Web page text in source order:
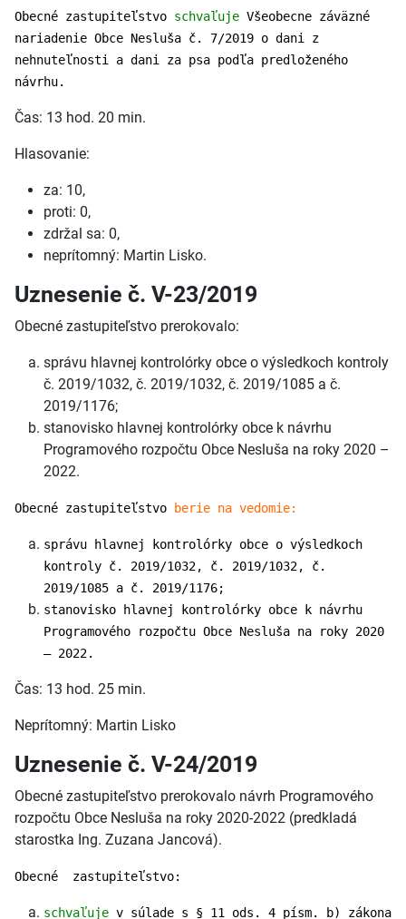
Obecné zastupiteľstvo schvaľuje Všeobecne záväzné
nariadenie Obce Nesluša č. 7/2019 o dani z
nehnuteľnosti a dani za psa podľa predloženého
návrhu.
Čas: 13 hod. 20 min.
Hlasovanie:
za: 10,
proti: 0,
zdržal sa: 0,
neprítomný: Martin Lisko.
Uznesenie č. V-23/2019
Obecné zastupiteľstvo prerokovalo:
správu hlavnej kontrolórky obce o výsledkoch kontroly
č. 2019/1032, č. 2019/1032, č. 2019/1085 a č.
2019/1176;
stanovisko hlavnej kontrolórky obce k návrhu
Programového rozpočtu Obce Nesluša na roky 2020 –
2022.
Obecné zastupiteľstvo berie na vedomie:
správu hlavnej kontrolórky obce o výsledkoch
kontroly č. 2019/1032, č. 2019/1032, č.
2019/1085 a č. 2019/1176;
stanovisko hlavnej kontrolórky obce k návrhu
Programového rozpočtu Obce Nesluša na roky 2020
– 2022.
Čas: 13 hod. 25 min.
Neprítomný: Martin Lisko
Uznesenie č. V-24/2019
Obecné zastupiteľstvo prerokovalo návrh Programového
rozpočtu Obce Nesluša na roky 2020-2022 (predkladá
starostka Ing. Zuzana Jancová).
Obecné zastupiteľstvo:
schvaľuje v súlade s § 11 ods. 4 písm. b) zákona